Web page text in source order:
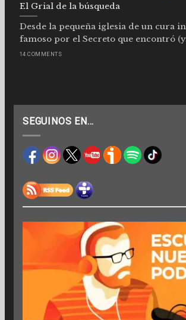
El Grial de la búsqueda
Desde la pequeña iglesia de un cura
famoso por el Secreto que encontró
14 COMMENTS
SEGUINOS EN…